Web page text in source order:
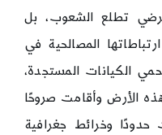
تطلع الشعوب، بل
المصالحية في
الكيانات المستجدة،
الأرض وأقامت صروحًا
وخرائط جغرافية